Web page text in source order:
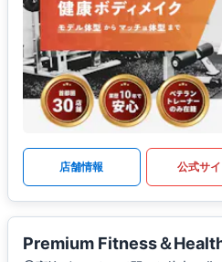
店舗情報 公式サイ
Premium Fitness＆